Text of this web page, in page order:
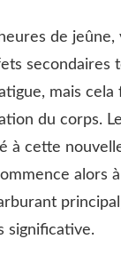
de jeûne,
secondaires
mais cela
du corps.
à cette
alors
significative.